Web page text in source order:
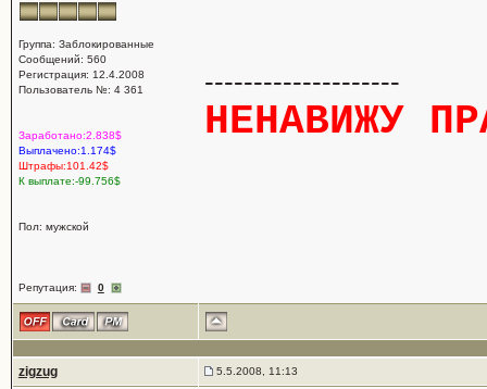
Группа: Заблокированные
Сообщений: 560
Регистрация: 12.4.2008
Пользователь №: 4 361
Заработано:2.838$
Выплачено:1.174$
Штрафы:101.42$
К выплате:-99.756$
Пол: мужской
Репутация: 0
--------------------
НЕНАВИЖУ
zigzug 5.5.2008, 11:13